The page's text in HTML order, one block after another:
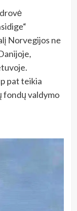
Norvegijos ne
pat teikia
fondų valdymo